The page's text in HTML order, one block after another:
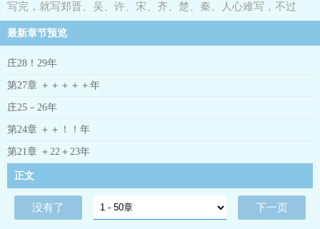
写完，就写郑晋、吴、许、宋、齐、楚、秦。人心难写，不过
500万字，不申请推荐。。
最新章节预览
庄28！29年
第27章 ＋＋＋＋＋年
庄25－26年
第24章 ＋＋！！年
第21章 ＋22＋23年
正文
没有了 下一页